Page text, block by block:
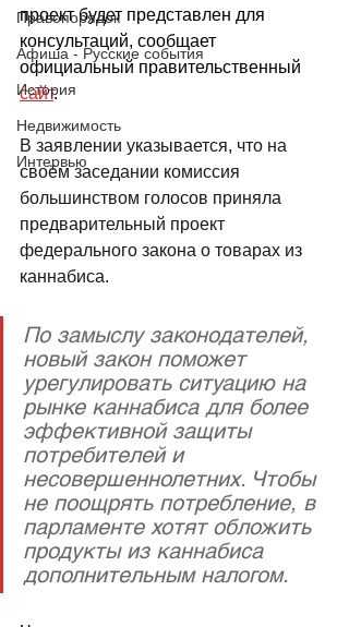
Правопорядок
Афиша - Русские события
История
Недвижимость
Интервью
проект будет представлен для
консультаций, сообщает
официальный правительственный
сайт.
В заявлении указывается, что на
своём заседании комиссия
большинством голосов приняла
предварительный проект
федерального закона о товарах из
каннабиса.
По замыслу законодателей,
новый закон поможет
урегулировать ситуацию на
рынке каннабиса для более
эффективной защиты
потребителей и
несовершеннолетних. Чтобы
не поощрять потребление, в
парламенте хотят обложить
продукты из каннабиса
дополнительным налогом.